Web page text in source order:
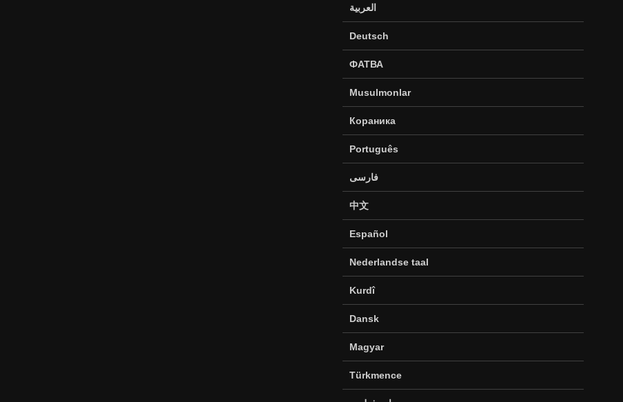
العربية
Deutsch
ФАТВА
Musulmonlar
Кораника
Português
فارسی
中文
Español
Nederlandse taal
Kurdî
Dansk
Magyar
Türkmence